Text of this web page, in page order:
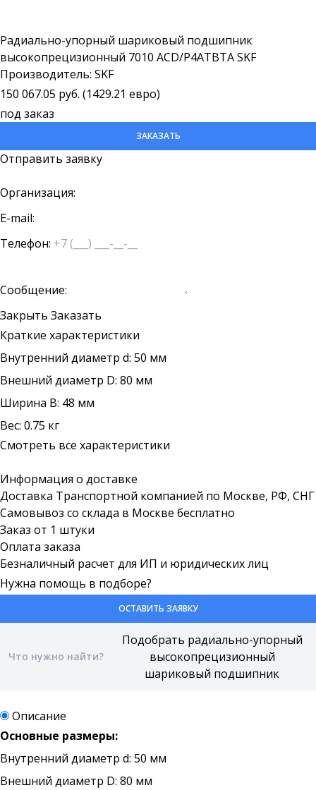
Радиально-упорный шариковый подшипник
высокопрецизионный 7010 ACD/P4ATBTA SKF
Производитель: SKF
150 067.05 руб. (1429.21 евро)
под заказ
ЗАКАЗАТЬ
Отправить заявку
Организация:
E-mail:
Телефон:
Сообщение:
Закрыть Заказать
Краткие характеристики
Внутренний диаметр d: 50 мм
Внешний диаметр D: 80 мм
Ширина B: 48 мм
Вес: 0.75 кг
Смотреть все характеристики
Информация о доставке
Доставка Транспортной компанией по Москве, РФ, СНГ
Самовывоз со склада в Москве бесплатно
Заказ от 1 штуки
Оплата заказа
Безналичный расчет для ИП и юридических лиц
Нужна помощь в подборе?
ОСТАВИТЬ ЗАЯВКУ
Описание
Основные размеры:
Внутренний диаметр d: 50 мм
Внешний диаметр D: 80 мм